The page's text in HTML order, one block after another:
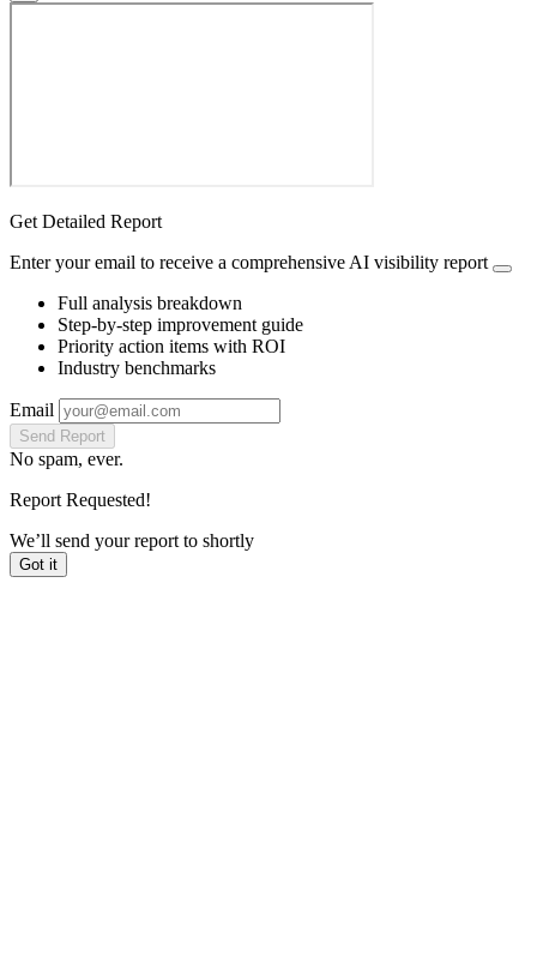
Get Detailed Report
Enter your email to receive a comprehensive AI visibility report
Full analysis breakdown
Step-by-step improvement guide
Priority action items with ROI
Industry benchmarks
Email
Send Report
No spam, ever.
Report Requested!
We’ll send your report to shortly
Got it